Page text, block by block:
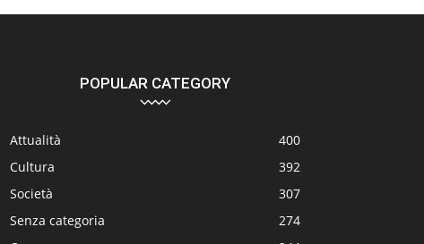
POPULAR CATEGORY
Attualità
400
Cultura
392
Società
307
Senza categoria
274